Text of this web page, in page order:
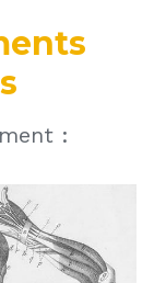
: